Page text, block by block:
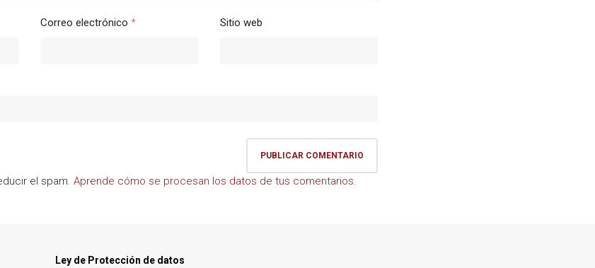
Correo electrónico * Sitio web
el spam. Aprende cómo se procesan los datos de tus comentarios.
Ley de Protección de datos